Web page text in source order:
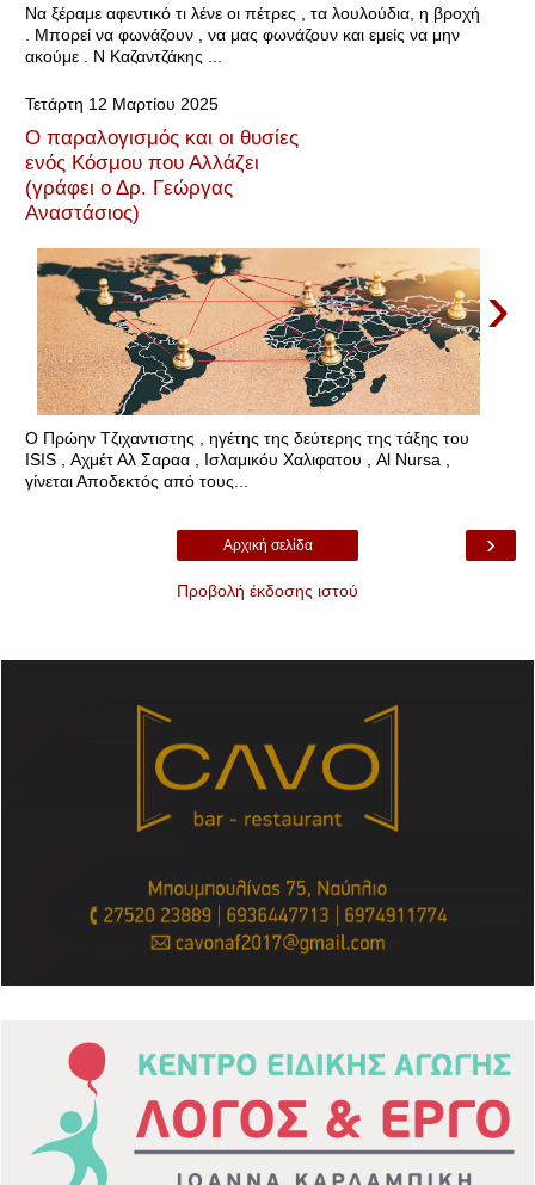
Να ξέραμε αφεντικό τι λένε οι πέτρες , τα λουλούδια, η βροχή
. Μπορεί να φωνάζουν , να μας φωνάζουν και εμείς να μην
ακούμε . Ν Καζαντζάκης ...
Τετάρτη 12 Μαρτίου 2025
Ο παραλογισμός και οι θυσίες
ενός Κόσμου που Αλλάζει
(γράφει ο Δρ. Γεώργας
Αναστάσιος)
›
Ο Πρώην Τζιχαντιστης , ηγέτης της δεύτερης της τάξης του
ISIS , Αχμέτ Αλ Σαραα , Ισλαμικόυ Χαλιφατου , Al Nursa ,
γίνεται Αποδεκτός από τους...
›
Αρχική σελίδα
Προβολή έκδοσης ιστού